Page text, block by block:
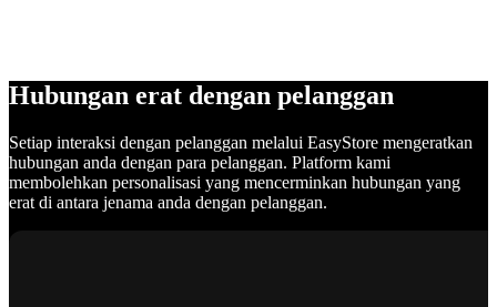
Hubungan erat dengan pelanggan
Setiap interaksi dengan pelanggan melalui EasyStore mengeratkan
hubungan anda dengan para pelanggan. Platform kami
membolehkan personalisasi yang mencerminkan hubungan yang
erat di antara jenama anda dengan pelanggan.